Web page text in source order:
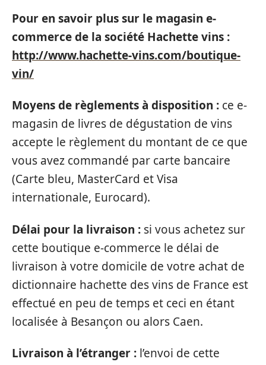
Pour en savoir plus sur le magasin e-
commerce de la société Hachette vins :
http://www.hachette-vins.com/boutique-
vin/
Moyens de règlements à disposition : ce e-
magasin de livres de dégustation de vins
accepte le règlement du montant de ce que
vous avez commandé par carte bancaire
(Carte bleu, MasterCard et Visa
internationale, Eurocard).
Délai pour la livraison : si vous achetez sur
cette boutique e-commerce le délai de
livraison à votre domicile de votre achat de
dictionnaire hachette des vins de France est
effectué en peu de temps et ceci en étant
localisée à Besançon ou alors Caen.
Livraison à l’étranger : l’envoi de cette